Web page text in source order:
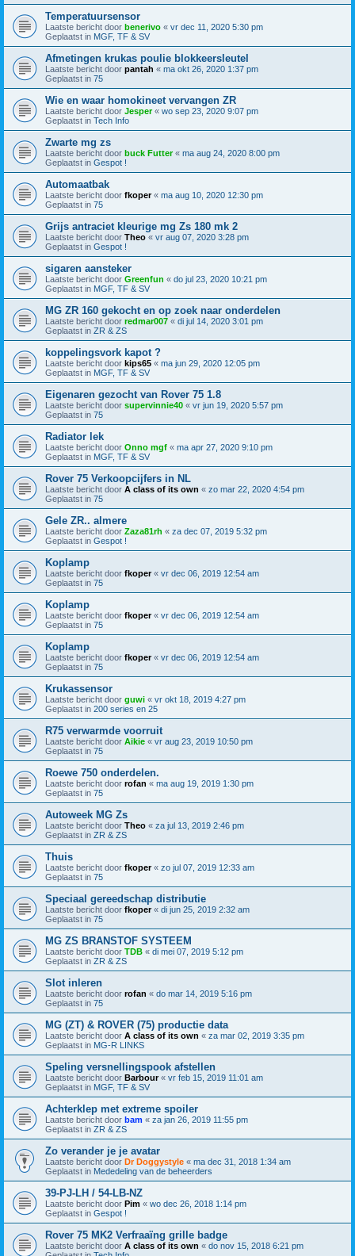
Temperatuursensor
Laatste bericht door benerivo « vr dec 11, 2020 5:30 pm
Geplaatst in MGF, TF & SV
Afmetingen krukas poulie blokkeersleutel
Laatste bericht door pantah « ma okt 26, 2020 1:37 pm
Geplaatst in 75
Wie en waar homokineet vervangen ZR
Laatste bericht door Jesper« wo sep 23, 2020 9:07 pm
Geplaatst in Tech Info
Zwarte mg zs
Laatste bericht door buck Futter« ma aug 24, 2020 8:00 pm
Geplaatst in Gespot !
Automaatbak
Laatste bericht door fkoper« ma aug 10, 2020 12:30 pm
Geplaatst in 75
Grijs antraciet kleurige mg Zs 180 mk 2
Laatste bericht door Theo « vr aug 07, 2020 3:28 pm
Geplaatst in Gespot !
sigaren aansteker
Laatste bericht door Greenfun « do jul 23, 2020 10:21 pm
Geplaatst in MGF, TF & SV
MG ZR 160 gekocht en op zoek naar onderdelen
Laatste bericht door redmar007 « di jul 14, 2020 3:01 pm
Geplaatst in ZR & ZS
koppelingsvork kapot ?
Laatste bericht door kips65 « ma jun 29, 2020 12:05 pm
Geplaatst in MGF, TF & SV
Eigenaren gezocht van Rover 75 1.8
Laatste bericht door supervinnie40 « vr jun 19, 2020 5:57 pm
Geplaatst in 75
Radiator lek
Laatste bericht door Onno mgf « ma apr 27, 2020 9:10 pm
Geplaatst in MGF, TF & SV
Rover 75 Verkoopcijfers in NL
Laatste bericht door A class of its own « zo mar 22, 2020 4:54 pm
Geplaatst in 75
Gele ZR.. almere
Laatste bericht door Zaza81rh « za dec 07, 2019 5:32 pm
Geplaatst in Gespot !
Koplamp
Laatste bericht door fkoper« vr dec 06, 2019 12:54 am
Geplaatst in 75
Koplamp
Laatste bericht door fkoper« vr dec 06, 2019 12:54 am
Geplaatst in 75
Koplamp
Laatste bericht door fkoper« vr dec 06, 2019 12:54 am
Geplaatst in 75
Krukassensor
Laatste bericht door guwi « vr okt 18, 2019 4:27 pm
Geplaatst in 200 series en 25
R75 verwarmde voorruit
Laatste bericht door Aikie « vr aug 23, 2019 10:50 pm
Geplaatst in 75
Roewe 750 onderdelen.
Laatste bericht door rofan « ma aug 19, 2019 1:30 pm
Geplaatst in 75
Autoweek MG Zs
Laatste bericht door Theo « za jul 13, 2019 2:46 pm
Geplaatst in ZR & ZS
Thuis
Laatste bericht door fkoper« zo jul 07, 2019 12:33 am
Geplaatst in 75
Speciaal gereedschap distributie
Laatste bericht door fkoper« di jun 25, 2019 2:32 am
Geplaatst in 75
MG ZS BRANSTOF SYSTEEM
Laatste bericht door TDB « di mei 07, 2019 5:12 pm
Geplaatst in ZR & ZS
Slot inleren
Laatste bericht door rofan « do mar 14, 2019 5:16 pm
Geplaatst in 75
MG (ZT) & ROVER (75) productie data
Laatste bericht door A class of its own « za mar 02, 2019 3:35 pm
Geplaatst in MG-R LINKS
Speling versnellingspook afstellen
Laatste bericht door Barbour« vr feb 15, 2019 11:01 am
Geplaatst in MGF, TF & SV
Achterklep met extreme spoiler
Laatste bericht door bam « za jan 26, 2019 11:55 pm
Geplaatst in ZR & ZS
Zo verander je je avatar
Laatste bericht door Dr Doggystyle « ma dec 31, 2018 1:34 am
Geplaatst in Mededeling van de beheerders
39-PJ-LH / 54-LB-NZ
Laatste bericht door Pim « wo dec 26, 2018 1:14 pm
Geplaatst in Gespot !
Rover 75 MK2 Verfraaïng grille badge
Laatste bericht door A class of its own « do nov 15, 2018 6:21 pm